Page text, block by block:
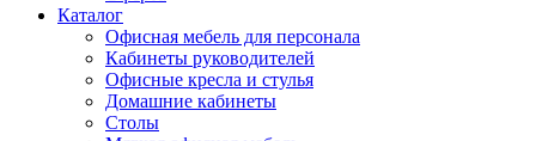
Каталог
Офисная мебель для персонала
Кабинеты руководителей
Офисные кресла и стулья
Домашние кабинеты
Столы